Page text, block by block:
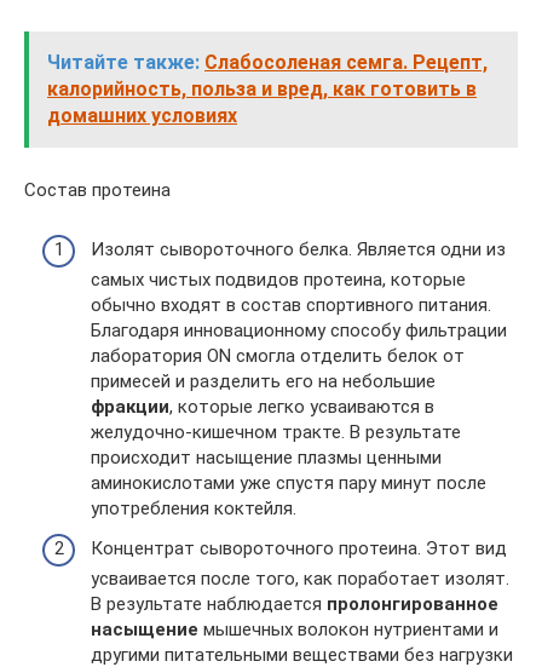
Читайте также: Слабосоленая семга. Рецепт,
калорийность, польза и вред, как готовить в
домашних условиях
Состав протеина
Изолят сывороточного белка. Является одни из
самых чистых подвидов протеина, которые
обычно входят в состав спортивного питания.
Благодаря инновационному способу фильтрации
лаборатория ON смогла отделить белок от
примесей и разделить его на небольшие
фракции, которые легко усваиваются в
желудочно-кишечном тракте. В результате
происходит насыщение плазмы ценными
аминокислотами уже спустя пару минут после
употребления коктейля.
Концентрат сывороточного протеина. Этот вид
усваивается после того, как поработает изолят.
В результате наблюдается пролонгированное
насыщение мышечных волокон нутриентами и
другими питательными веществами без нагрузки